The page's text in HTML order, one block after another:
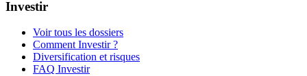
Investir
Voir tous les dossiers
Comment Investir ?
Diversification et risques
FAQ Investir